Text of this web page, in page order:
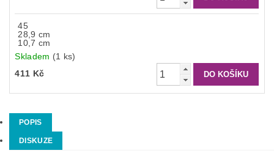
45
28,9 cm
10,7 cm
Skladem (1 ks)
411 Kč
POPIS
DISKUZE